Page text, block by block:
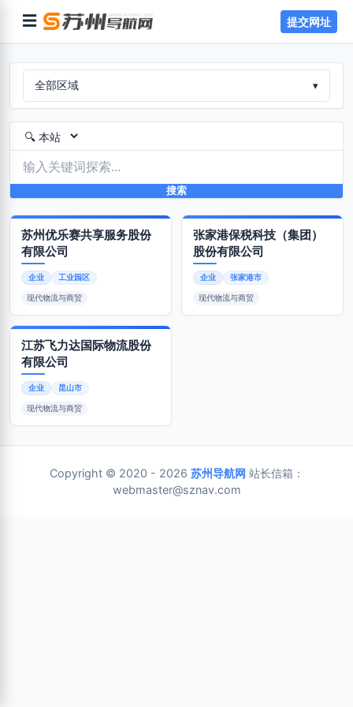
☰ 提交网址
全部区域 ▾
搜索
‌苏州优乐赛共享服务股份
有限公司
企业 工业园区
现代物流与商贸
张家港保税科技（集团）
股份有限公司
企业 张家港市
现代物流与商贸
江苏飞力达国际物流股份
有限公司
企业 昆山市
现代物流与商贸
Copyright © 2020 - 2026 苏州导航网 站长信箱：
webmaster@sznav.com